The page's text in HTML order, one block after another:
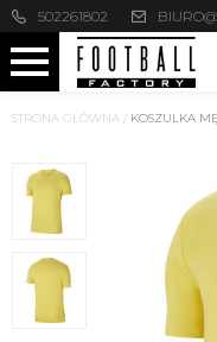
502261802
STRONA GŁÓWNA / KOSZULKA